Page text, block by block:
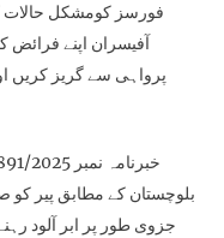
فورسز کومشکل حالات
آفیسران اپنے
پرواہی سے گریز کریں
بلوچستان کے مطابق پیر
جزوی طور پر ابر آلود